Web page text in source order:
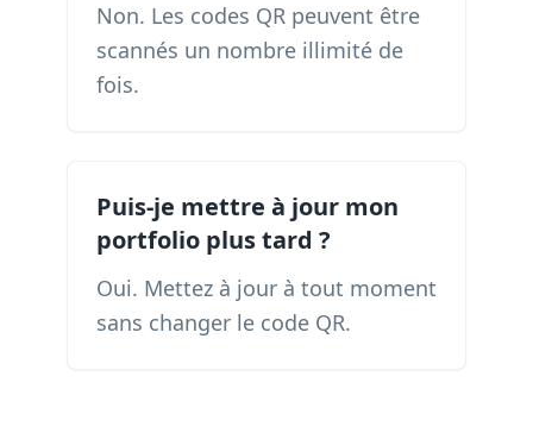
Non. Les codes QR peuvent être
scannés un nombre illimité de
fois.
Puis-je mettre à jour mon
portfolio plus tard ?
Oui. Mettez à jour à tout moment
sans changer le code QR.